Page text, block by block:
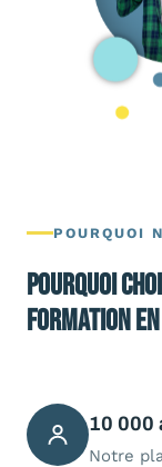
POURQUOI
Pourquoi
formation
10 000
Notre